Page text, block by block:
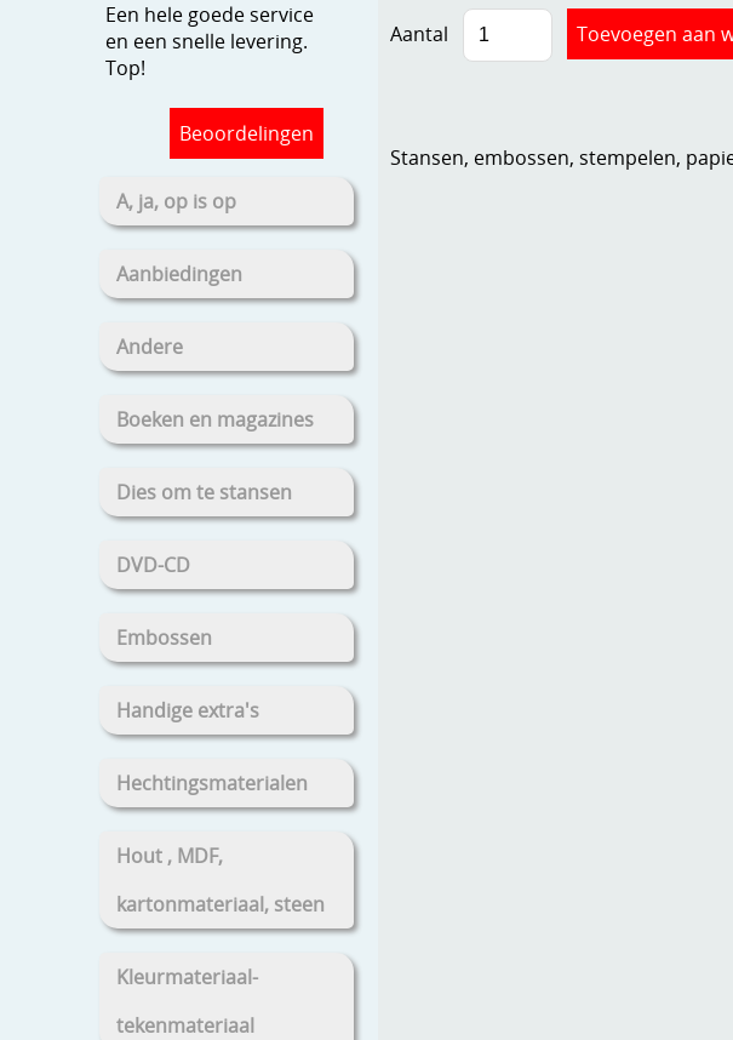
Een hele goede service
en een snelle levering.
Top!
Beoordelingen
A, ja, op is op
Aanbiedingen
Andere
Boeken en magazines
Dies om te stansen
DVD-CD
Embossen
Handige extra's
Hechtingsmaterialen
Hout , MDF,
kartonmateriaal, steen
Kleurmateriaal-
tekenmateriaal
Aantal
Stansen, embossen, stempelen,